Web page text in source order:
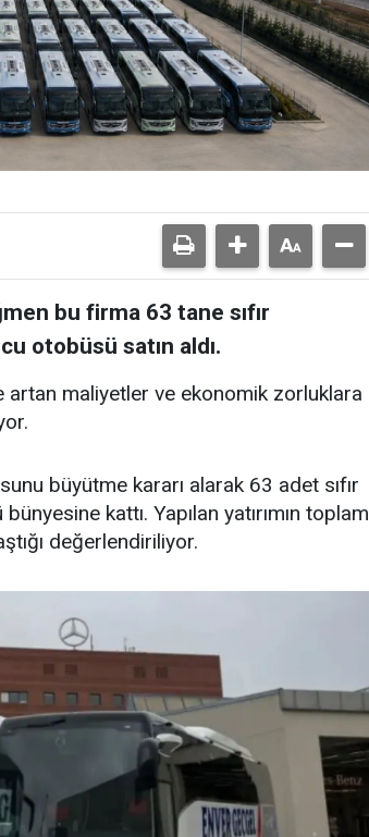
bu firma 63 tane sıfır
otobüsü satın aldı.
artan maliyetler ve ekonomik zorluklara
büyütme kararı alarak 63 adet sıfır
kattı. Yapılan yatırımın toplam
değerlendiriliyor.